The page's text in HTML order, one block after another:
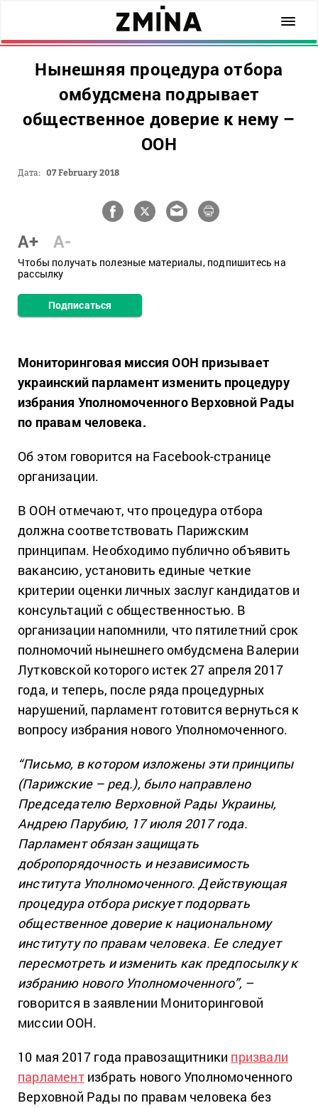
Нынешняя процедура отбора
омбудсмена подрывает
общественное доверие к нему –
ООН
Дата: 07 February 2018
A+ A-
Чтобы получать полезные материалы, подпишитесь на
рассылку
Подписаться
Мониторинговая миссия ООН призывает
украинский парламент изменить процедуру
избрания Уполномоченного Верховной Рады
по правам человека.
Об этом говорится на Facebook-странице
организации.
В ООН отмечают, что процедура отбора
должна соответствовать Парижским
принципам. Необходимо публично объявить
вакансию, установить единые четкие
критерии оценки личных заслуг кандидатов и
консультаций с общественностью. В
организации напомнили, что пятилетний срок
полномочий нынешнего омбудсмена Валерии
Лутковской которого истек 27 апреля 2017
года, и теперь, после ряда процедурных
нарушений, парламент готовится вернуться к
вопросу избрания нового Уполномоченного.
“Письмо, в котором изложены эти принципы
(Парижские – ред.), было направлено
Председателю Верховной Рады Украины,
Андрею Парубию, 17 июля 2017 года.
Парламент обязан защищать
добропорядочность и независимость
института Уполномоченного. Действующая
процедура отбора рискует подорвать
общественное доверие к национальному
институту по правам человека. Ее следует
пересмотреть и изменить как предпосылку к
избранию нового Уполномоченного”, –
говорится в заявлении Мониторинговой
миссии ООН.
10 мая 2017 года правозащитники призвали
парламентизбрать нового Уполномоченного
Верховной Рады по правам человека без